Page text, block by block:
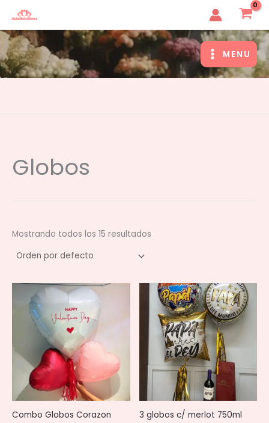
contenido
MAIN
MENU
Globos
Mostrando todos los 15 resultados
Combo Globos Corazon 3 globos c/ merlot 750ml